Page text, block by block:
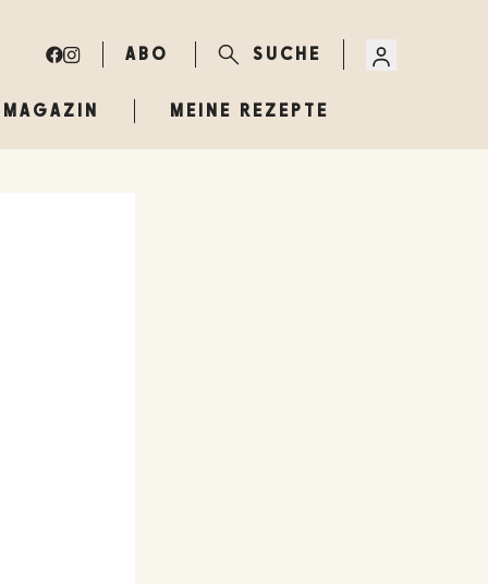
ABO SUCHE
MAGAZIN MEINE REZEPTE